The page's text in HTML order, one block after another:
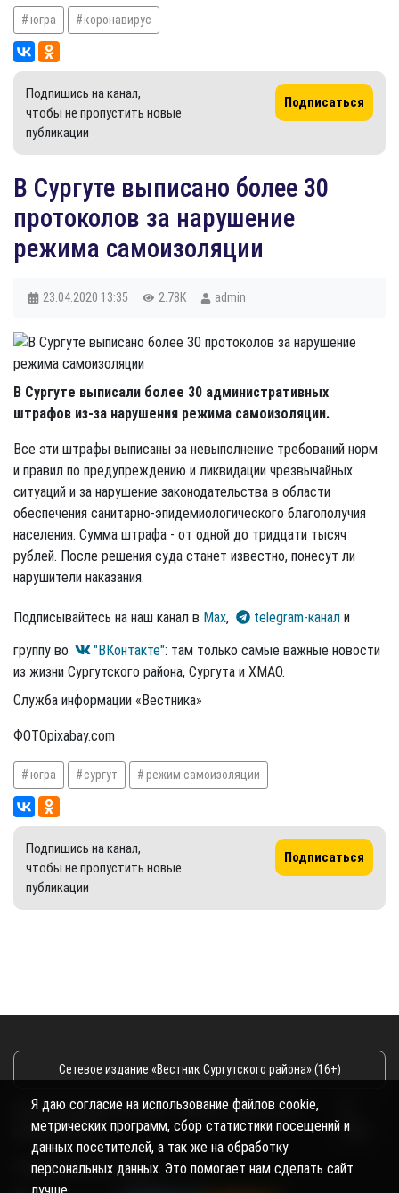
югра коронавирус
Подпишись на канал,
чтобы не пропустить новые
публикации
Подписаться
В Сургуте выписано более 30
протоколов за нарушение
режима самоизоляции
23.04.2020 13:35 2.78K admin
В Сургуте выписали более 30 административных
штрафов из-за нарушения режима самоизоляции.
Все эти штрафы выписаны за невыполнение требований норм
и правил по предупреждению и ликвидации чрезвычайных
ситуаций и за нарушение законодательства в области
обеспечения санитарно-эпидемиологического благополучия
населения. Сумма штрафа - от одной до тридцати тысяч
рублей. После решения суда станет известно, понесут ли
нарушители наказания.
Подписывайтесь на наш канал в Max, telegram-канал и
группу во
"ВКонтакте": там только самые важные новости
из жизни Сургутского района, Сургута и ХМАО.
Служба информации «Вестника»
ФОТОpixabay.com
югра сургут режим самоизоляции
Подпишись на канал,
чтобы не пропустить новые
публикации
Подписаться
Сетевое издание «Вестник Сургутского района» (16+)
Сетевое издание Вестник - Новости Сургутского
района и Югры
2026
Copyright © 2018- 2026
Я даю согласие на использование файлов cookie,
метрических программ, сбор статистики посещений и
данных посетителей, а так же на обработку
персональных данных. Это помогает нам сделать сайт